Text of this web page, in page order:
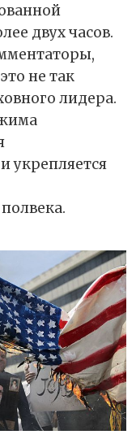
двух часов.
не так
лидера.
укрепляется